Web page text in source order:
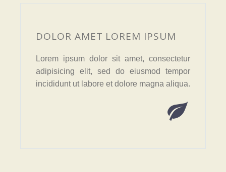
DOLOR AMET LOREM IPSUM
Lorem ipsum dolor sit amet, consectetur
adipisicing elit, sed do eiusmod tempor
incididunt ut labore et dolore magna aliqua.

